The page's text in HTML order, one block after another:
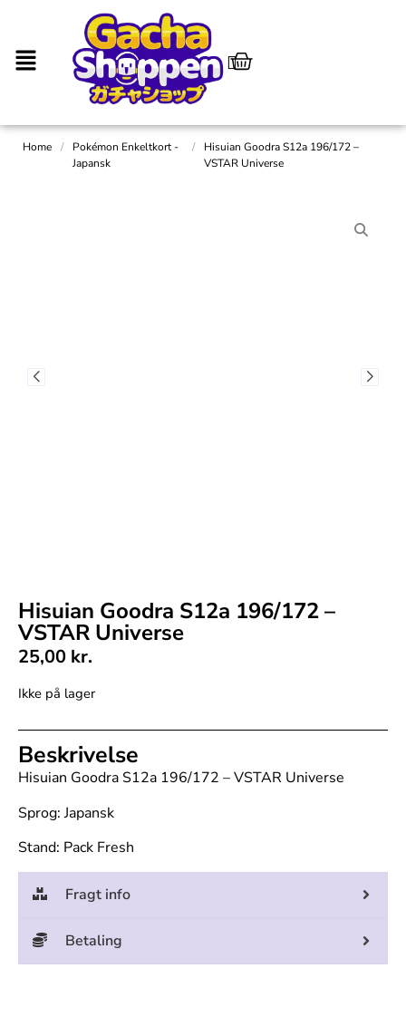
Home /
Pokémon Enkeltkort -
Japansk
/
Hisuian Goodra S12a 196/172 –
VSTAR Universe
Hisuian Goodra S12a 196/172 –
VSTAR Universe
25,00 kr.
Ikke på lager
Beskrivelse
Hisuian Goodra S12a 196/172 – VSTAR Universe
Sprog: Japansk
Stand: Pack Fresh
Fragt info
Betaling